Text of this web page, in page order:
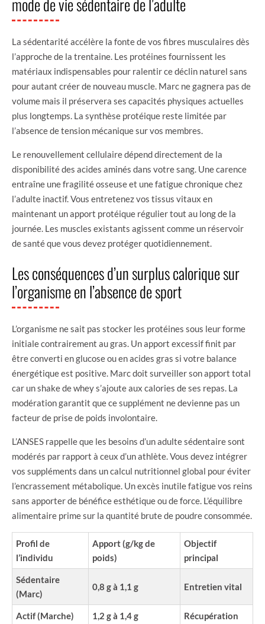
La sédentarité accélère la fonte de vos fibres musculaires dès
l’approche de la trentaine. Les protéines fournissent les
matériaux indispensables pour ralentir ce déclin naturel sans
pour autant créer de nouveau muscle. Marc ne gagnera pas de
volume mais il préservera ses capacités physiques actuelles
plus longtemps. La synthèse protéique reste limitée par
l’absence de tension mécanique sur vos membres.
Le renouvellement cellulaire dépend directement de la
disponibilité des acides aminés dans votre sang. Une carence
entraîne une fragilité osseuse et une fatigue chronique chez
l’adulte inactif. Vous entretenez vos tissus vitaux en
maintenant un apport protéique régulier tout au long de la
journée. Les muscles existants agissent comme un réservoir
de santé que vous devez protéger quotidiennement.
Les conséquences d’un surplus calorique sur
l’organisme en l’absence de sport
L’organisme ne sait pas stocker les protéines sous leur forme
initiale contrairement au gras. Un apport excessif finit par
être converti en glucose ou en acides gras si votre balance
énergétique est positive. Marc doit surveiller son apport total
car un shake de whey s’ajoute aux calories de ses repas. La
modération garantit que ce supplément ne devienne pas un
facteur de prise de poids involontaire.
L’ANSES rappelle que les besoins d’un adulte sédentaire sont
modérés par rapport à ceux d’un athlète. Vous devez intégrer
vos suppléments dans un calcul nutritionnel global pour éviter
l’encrassement métabolique. Un excès inutile fatigue vos reins
sans apporter de bénéfice esthétique ou de force. L’équilibre
alimentaire prime sur la quantité brute de poudre consommée.
Profil de
l’individu
Apport (g/kg de
poids)
Objectif
principal
Sédentaire
(Marc)
0,8 g à 1,1 g Entretien vital
Actif (Marche) 1,2 g à 1,4 g Récupération